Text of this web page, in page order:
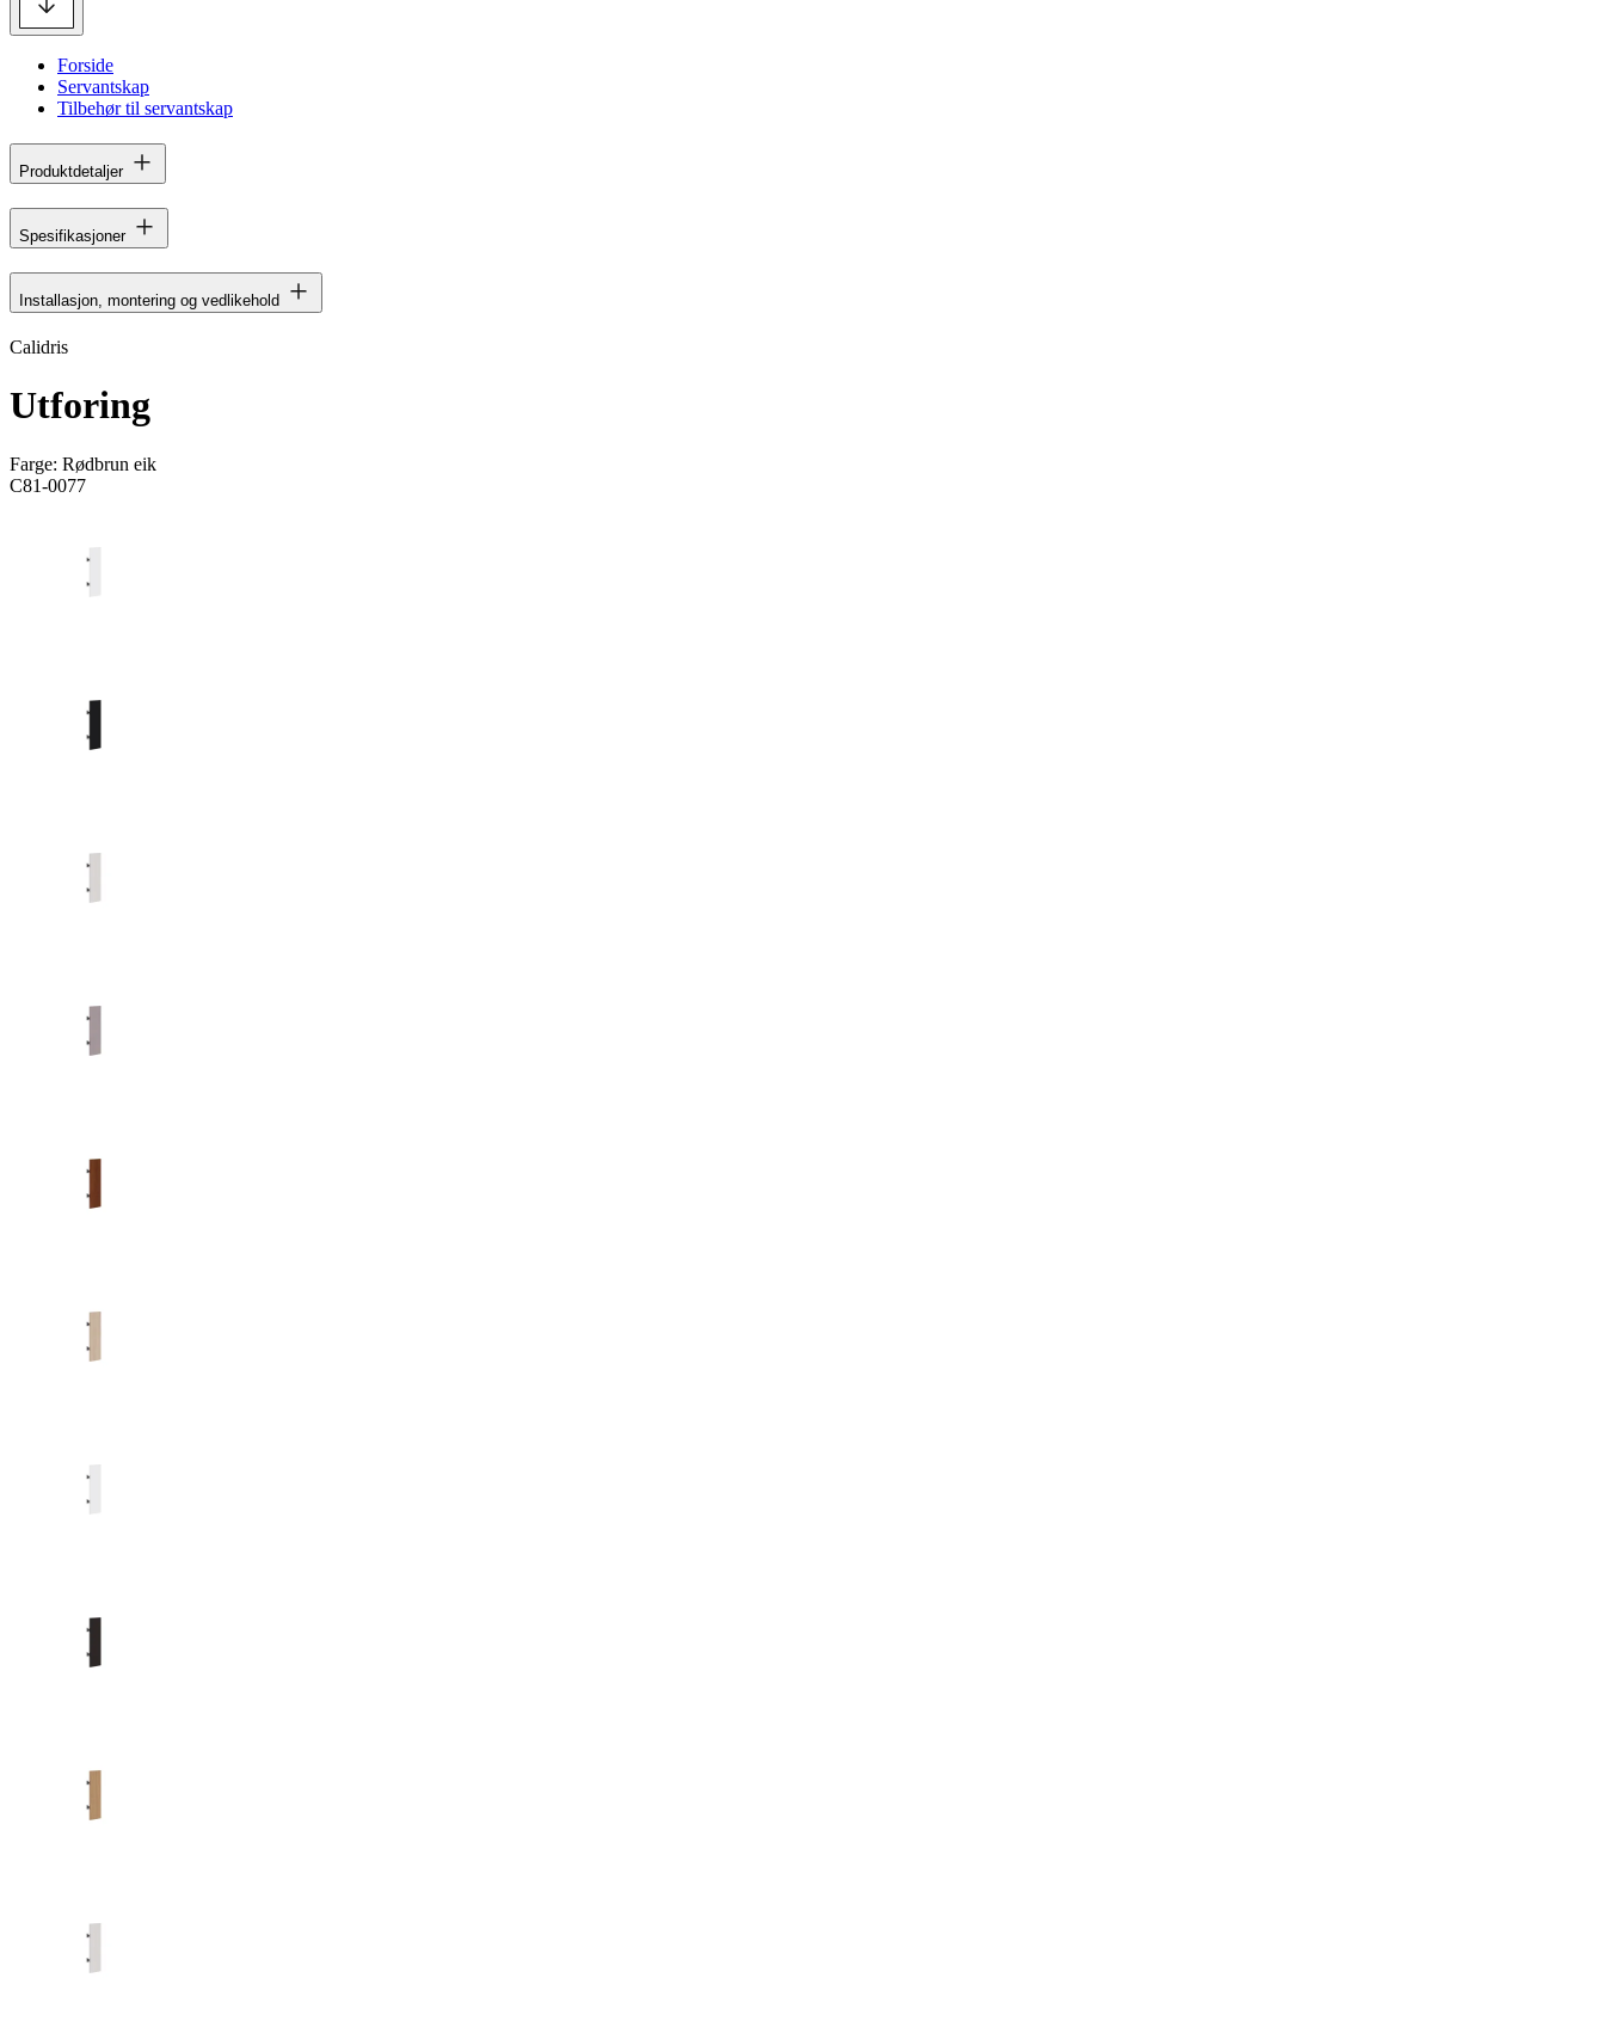
Forside
Servantskap
Tilbehør til servantskap
Produktdetaljer
Spesifikasjoner
Installasjon, montering og vedlikehold
Calidris
Utforing
Farge: Rødbrun eik
C81-0077